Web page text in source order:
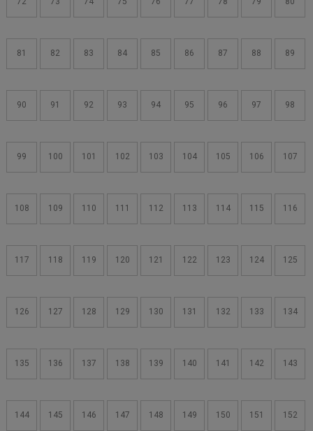
81 82 83 84 85 86 87 88 89
90 91 92 93 94 95 96 97 98
99 100 101 102 103 104 105 106 107
108 109 110 111 112 113 114 115 116
117 118 119 120 121 122 123 124 125
126 127 128 129 130 131 132 133 134
135 136 137 138 139 140 141 142 143
144 145 146 147 148 149 150 151 152